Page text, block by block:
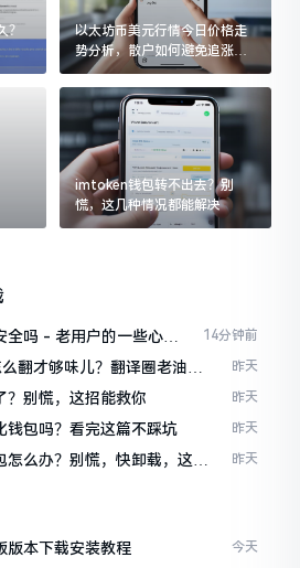
以太坊币美元行情今日价格走
势分析，散户如何避免追涨杀
跌被套牢
imtoken钱包转不出去？别
慌，这几种情况都能解决
吗 - 老用户的一些心里
14分钟前
翻才够味儿？翻译圈老油条
昨天
别慌，这招能救你 昨天
包吗？看完这篇不踩坑 昨天
么办？别慌，快卸载，这几
昨天
本下载安装教程 今天